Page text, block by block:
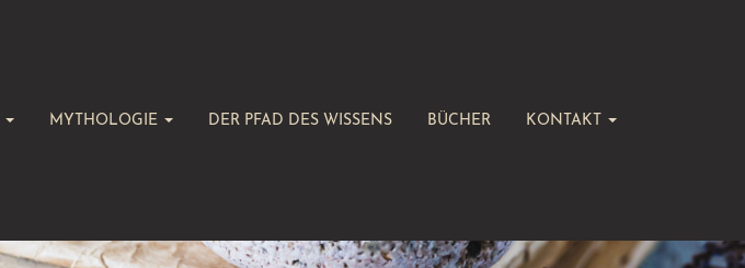
MYTHOLOGIE DER PFAD DES WISSENS BÜCHER KONTAKT